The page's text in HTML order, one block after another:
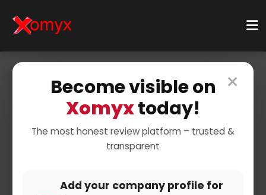
×
Become visible on
Xomyxtoday!
The most honest review platform – trusted &
transparent
Add your company profile for
Business Services
Virtual Assistance
Project Management